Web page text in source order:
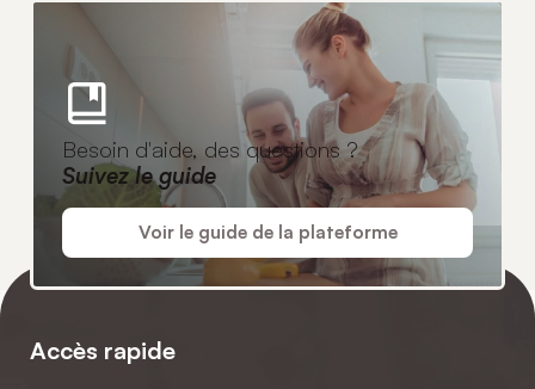
Besoin d'aide, des questions ?
Suivez le guide
Voir le guide de la plateforme
Accès rapide